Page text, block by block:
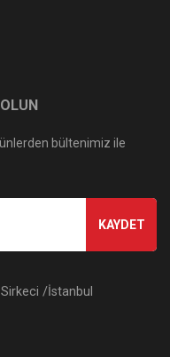
bültenimiz ile
KAYDET
/İstanbul